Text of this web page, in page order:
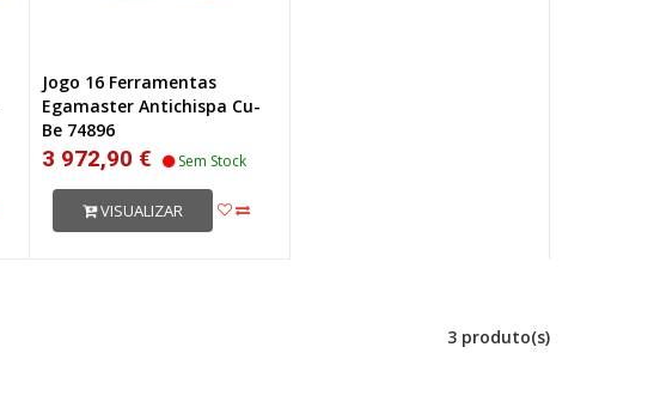
Jogo 16 Ferramentas
Egamaster Antichispa Cu-
Be 74896
3 972,90 € Sem Stock
VISUALIZAR
3 produto(s)